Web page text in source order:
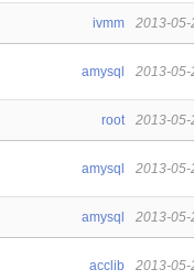
2013-05-
ivmm
2013-05-
amysql
2013-05-
root
2013-05-
amysql
2013-05-
amysql
2013-05-
acclib